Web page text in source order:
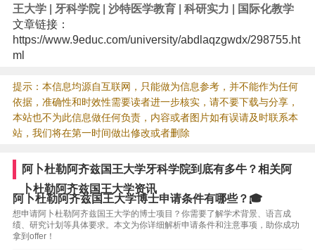
王大学| 牙科学院| 沙特医学教育| 科研实力
国际化教学
文章链接：
https://www.9educ.com/university/abdlaqzgwdx/298755.ht
ml
提示：本信息均源自互联网，只能做为信息参考，并不能作为任何
依据，准确性和时效性需要读者进一步核实，请不要下载与分享，
本站也不为此信息做任何负责，内容或者图片如有误请及时联系本
站，我们将在第一时间做出修改或者删除
阿卜杜勒阿齐兹国王大学牙科学院到底有多牛？相关阿
卜杜勒阿齐兹国王大学资讯
阿卜杜勒阿齐兹国王大学博士申请条件有哪些？🎓
想申请阿卜杜勒阿齐兹国王大学的博士项目？你需要了解学术背景、语言成
绩、研究计划等具体要求。本文为你详细解析申请条件和注意事项，助你成功
拿到offer！